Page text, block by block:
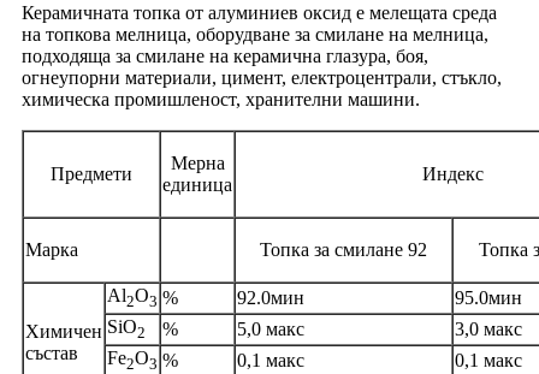
Керамичната топка от алуминиев оксид е мелещата среда
на топкова мелница, оборудване за смилане на мелница,
подходяща за смилане на керамична глазура, боя,
огнеупорни материали, цимент, електроцентрали, стъкло,
химическа промишленост, хранителни машини.
Предмети
Мерна
единица
Индекс
Марка Топка за смилане 92 Топка
Химичен
състав
Al2O3 % 92.0мин
95.0мин
SiO2 % 5,0 макс
3,0 макс
Fe2O3 % 0,1 макс
0,1 макс